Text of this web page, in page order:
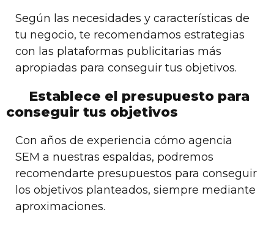
Según las necesidades y características de
tu negocio, te recomendamos estrategias
con las plataformas publicitarias más
apropiadas para conseguir tus objetivos.
Establece el presupuesto para
conseguir tus objetivos
Con años de experiencia cómo agencia
SEM a nuestras espaldas, podremos
recomendarte presupuestos para conseguir
los objetivos planteados, siempre mediante
aproximaciones.